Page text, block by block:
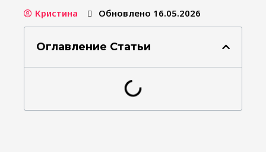
Кристина Обновлено 16.05.2026
Оглавление Статьи